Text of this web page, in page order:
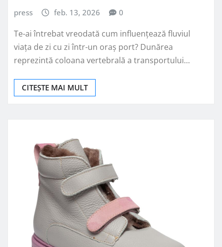
press feb. 13, 2026 0
Te-ai întrebat vreodată cum influențează fluviul
viața de zi cu zi într-un oraș port? Dunărea
reprezintă coloana vertebrală a transportului…
CITEȘTE MAI MULT